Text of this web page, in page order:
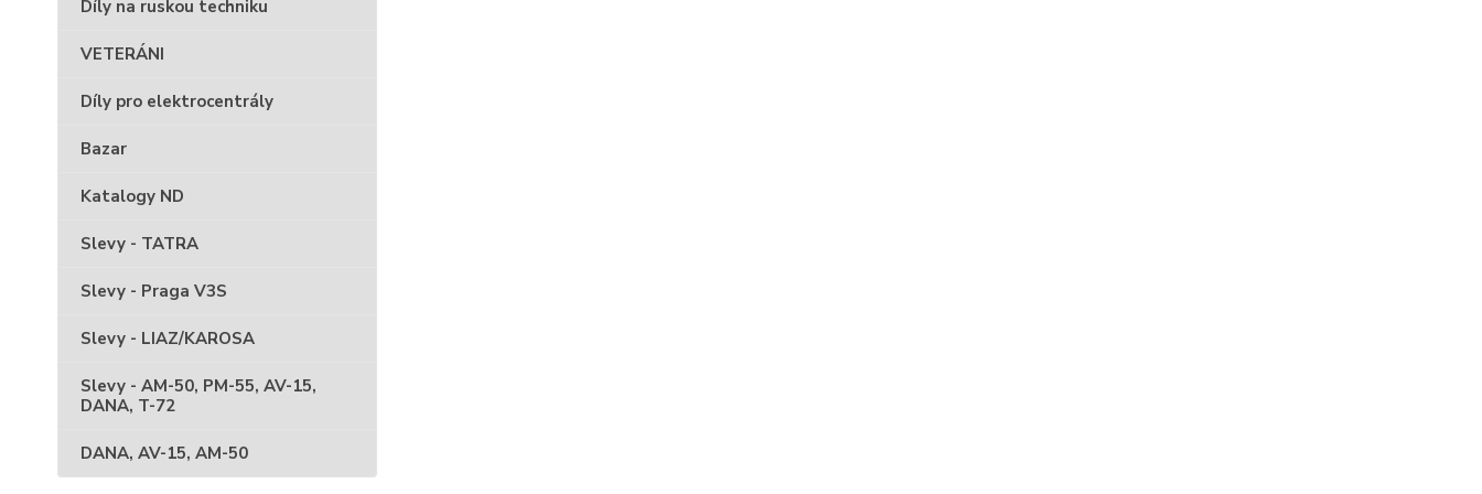
Díly na ruskou techniku
VETERÁNI
Díly pro elektrocentrály
Bazar
Katalogy ND
Slevy - TATRA
Slevy - Praga V3S
Slevy - LIAZ/KAROSA
Slevy - AM-50, PM-55, AV-15,
DANA, T-72
DANA, AV-15, AM-50